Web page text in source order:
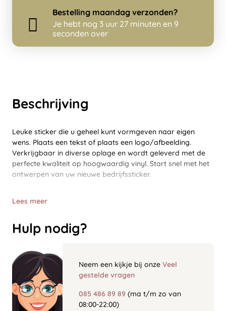
Beschrijving
Leuke sticker die u geheel kunt vormgeven naar eigen
wens. Plaats een tekst of plaats een logo/afbeelding.
Verkrijgbaar in diverse oplage en wordt geleverd met de
perfecte kwaliteit op hoogwaardig vinyl. Start snel met het
ontwerpen van uw nieuwe bedrijfssticker.
Lees meer
Hulp nodig?
Neem een kijkje bij onze Veel
gestelde vragen
085 486 89 89 (ma t/m zo van
08:00-22:00)
Bestelling maandag verzonden?
Je hebt nog 3 uur 27 minuten en 9
seconden over